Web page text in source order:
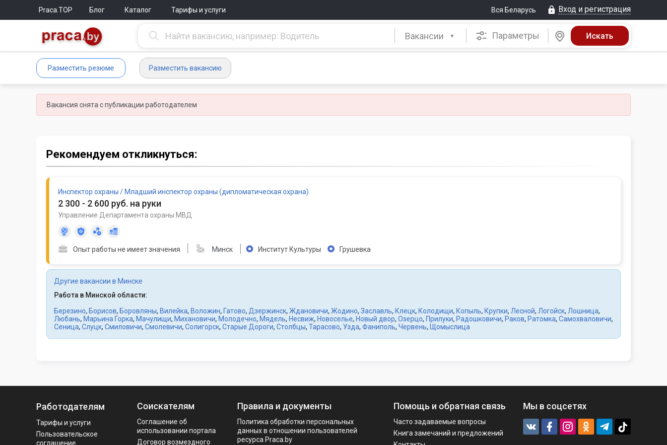
Praca.TOP Блог Каталог Тарифы и услуги Вся Беларусь Вход и регистрация
Вакансии Параметры
Разместить резюме Разместить вакансию
Вакансия снята с публикации работодателем
Рекомендуем откликнуться:
Инспектор охраны / Младший инспектор охраны (дипломатическая охрана)
2 300 - 2 600 руб. на руки
Управление Департамента охраны МВД
Опыт работы не имеет значения Минск Институт Культуры Грушевка
Другие вакансии в Минске
Работа в Минской области:
Березино, Борисов, Боровляны, Вилейка, Воложин, Гатово, Дзержинск, Ждановичи, Жодино, Заславль, Клецк, Колодищи, Копыль, Крупки, Лесной, Логойск, Лошница,
Любань, Марьина Горка, Мачулищи, Михановичи, Молодечно, Мядель, Несвиж, Новоселье, Новый двор, Озерцо, Прилуки, Радошковичи, Раков, Ратомка, Самохваловичи,
Сеница, Слуцк, Смиловичи, Смолевичи, Солигорск, Старые Дороги, Столбцы, Тарасово, Узда, Фаниполь, Червень, Щомыслица
Работодателям
Тарифы и услуги
Пользовательское
соглашение
Соискателям
Соглашение об
использовании портала
Договор возмездного
Правила и документы
Политика обработки персональных
данных в отношении пользователей
ресурса Praca.by
Помощь и обратная связь
Часто задаваемые вопросы
Книга замечаний и предложений
Мы в соцсетях